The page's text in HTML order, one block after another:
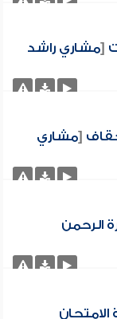
[مشاري راشد
[مشاري
الرحمن